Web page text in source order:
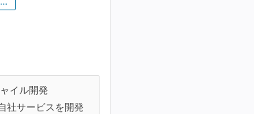
イル開発
社サービスを開発